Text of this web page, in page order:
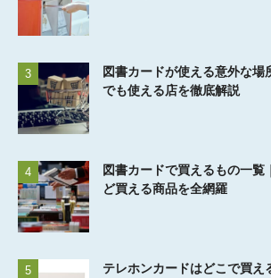
3
図書カードが使える意外な場
でも使える店を徹底解説
4
図書カードで買えるもの一覧
ど買える商品を全網羅
5
テレホンカードはどこで買え